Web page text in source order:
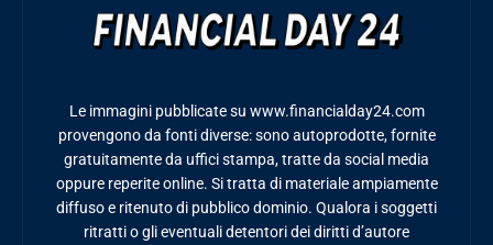
Le immagini pubblicate su www.financialday24.com
provengono da fonti diverse: sono autoprodotte, fornite
gratuitamente da uffici stampa, tratte da social media
oppure reperite online. Si tratta di materiale ampiamente
diffuso e ritenuto di pubblico dominio. Qualora i soggetti
ritratti o gli eventuali detentori dei diritti d’autore